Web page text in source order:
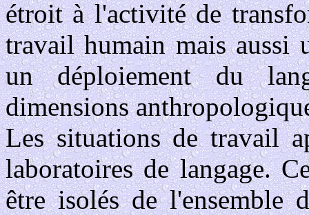
étroit à l'activité de
travail humain mais aussi
un déploiement du
dimensions
Les situations de travail
laboratoires de langage.
être isolés de l'ensemble